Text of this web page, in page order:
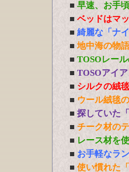
■ 早速、お手
■ ベッドはマッ
■ 綺麗な「ナ
■ 地中海の物
■ TOSOレー
■ TOSOアイ
■ シルクの絨
■ ウール絨毯
■ 探していた
■ チーク材の
■ レース材を
■ お手軽なラ
■ 使い慣れた